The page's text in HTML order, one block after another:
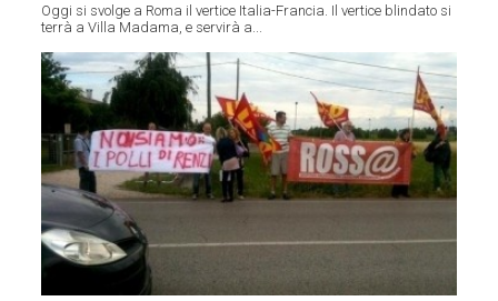
Oggi si svolge a Roma il vertice Italia-Francia. Il vertice blindato si
terrà a Villa Madama, e servirà a...